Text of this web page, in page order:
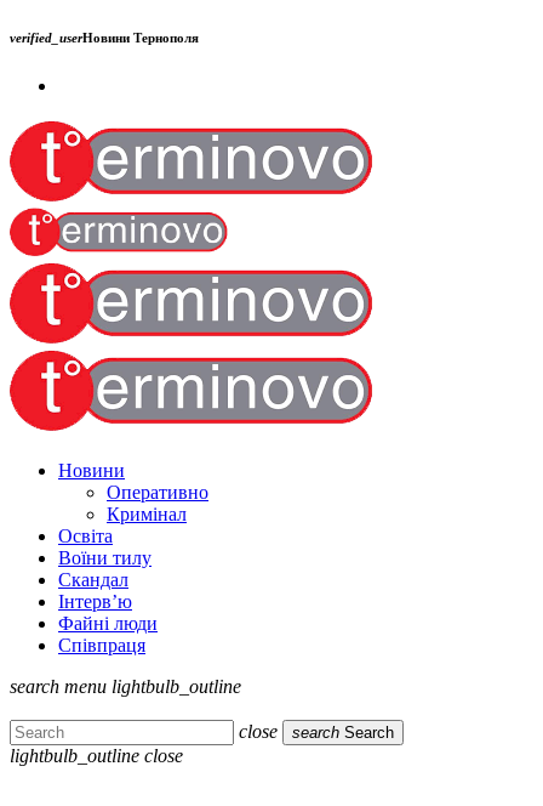
verified_userНовини Тернополя
Новини
Оперативно
Кримінал
Освіта
Воїни тилу
Скандал
Інтерв’ю
Файні люди
Співпраця
search menu lightbulb_outline
close search Search
lightbulb_outline close